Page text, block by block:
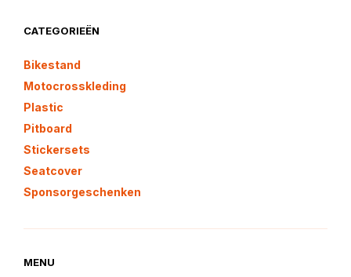
CATEGORIEËN
Bikestand
Motocrosskleding
Plastic
Pitboard
Stickersets
Seatcover
Sponsorgeschenken
MENU